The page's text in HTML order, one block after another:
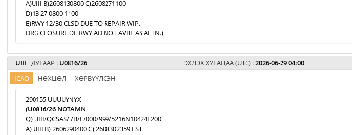
A)UIII B)2608130800 C)2608271100
D)13 27 0800-1100
E)RWY 12/30 CLSD DUE TO REPAIR WIP.
DRG CLOSURE OF RWY AD NOT AVBL AS ALTN.)
UIII ДУГААР : U0816/26 ЭХЛЭХ ХУГАЦАА (UTC) :2026-06-29 04:00
ICAO НӨХЦӨЛ ХӨРВҮҮЛСЭН
290155 UUUUYNYX
(U0816/26 NOTAMN
Q) UIII/QCSAS/I/B/E/000/999/5216N10424E200
A) UIII B) 2606290400 C) 2608302359 EST